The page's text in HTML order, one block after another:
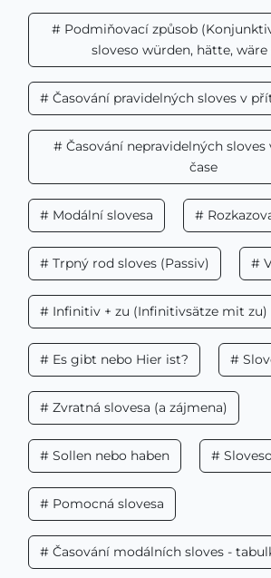
# Podmiňovací způsob
sloveso würden, hätte, wäre
# Časování pravidelných sloves v
# Časování nepravidelných
čase
# Modální slovesa #
# Trpný rod sloves (Passiv) #
# Infinitiv + zu (Infinitivsätze mit zu)
# Es gibt nebo Hier ist? #
# Zvratná slovesa (a zájmena)
# Sollen nebo haben #
# Pomocná slovesa
# Časování modálních sloves -